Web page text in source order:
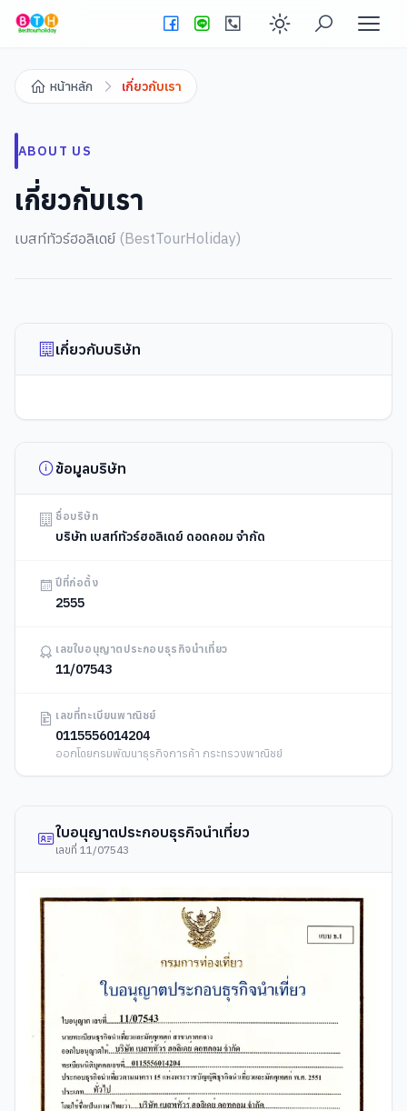
Enable dark
หน้าหลัก เกี่ยวกับเรา
ABOUT US
เกี่ยวกับเรา
เบสท์ทัวร์ฮอลิเดย์ (BestTourHoliday)
เกี่ยวกับบริษัท
ข้อมูลบริษัท
ชื่อบริษัท
บริษัท เบสท์ทัวร์ฮอลิเดย์ ดอดคอม จำกัด
ปีที่ก่อตั้ง
2555
เลขใบอนุญาตประกอบธุรกิจนำเที่ยว
11/07543
เลขที่ทะเบียนพาณิชย์
0115556014204
ออกโดยกรมพัฒนาธุรกิจการค้า กระทรวงพาณิชย์
ใบอนุญาตประกอบธุรกิจนำเที่ยว
เลขที่ 11/07543